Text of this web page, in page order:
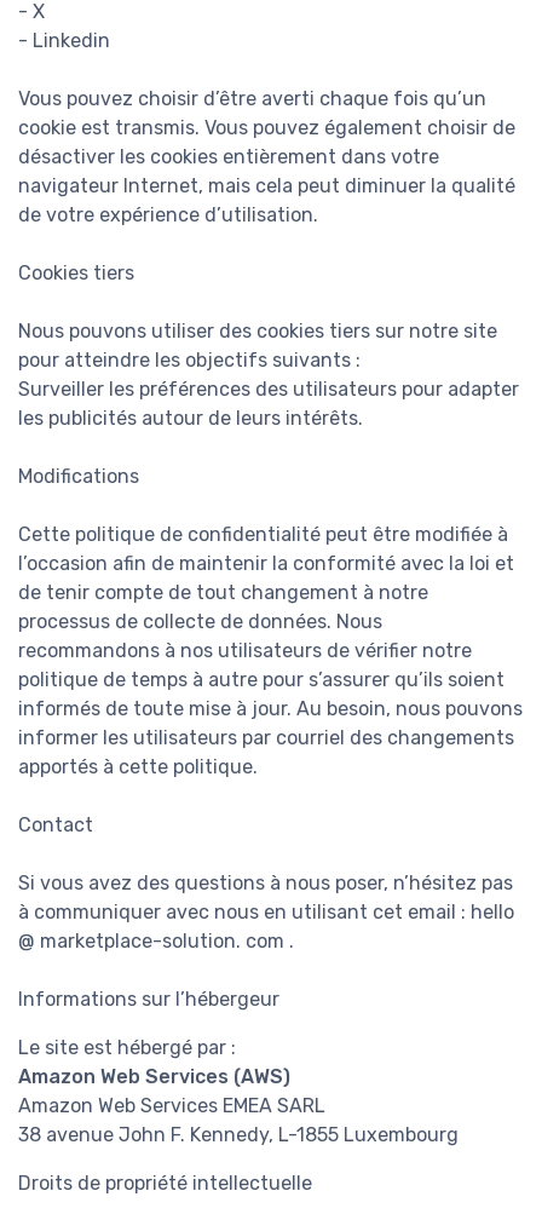
- X
- Linkedin
Vous pouvez choisir d’être averti chaque fois qu’un
cookie est transmis. Vous pouvez également choisir de
désactiver les cookies entièrement dans votre
navigateur Internet, mais cela peut diminuer la qualité
de votre expérience d’utilisation.
Cookies tiers
Nous pouvons utiliser des cookies tiers sur notre site
pour atteindre les objectifs suivants :
Surveiller les préférences des utilisateurs pour adapter
les publicités autour de leurs intérêts.
Modifications
Cette politique de confidentialité peut être modifiée à
l’occasion afin de maintenir la conformité avec la loi et
de tenir compte de tout changement à notre
processus de collecte de données. Nous
recommandons à nos utilisateurs de vérifier notre
politique de temps à autre pour s’assurer qu’ils soient
informés de toute mise à jour. Au besoin, nous pouvons
informer les utilisateurs par courriel des changements
apportés à cette politique.
Contact
Si vous avez des questions à nous poser, n’hésitez pas
à communiquer avec nous en utilisant cet email : hello
@ marketplace-solution. com .
Informations sur l’hébergeur
Le site est hébergé par :
Amazon Web Services (AWS)
Amazon Web Services EMEA SARL
38 avenue John F. Kennedy, L-1855 Luxembourg
Droits de propriété intellectuelle